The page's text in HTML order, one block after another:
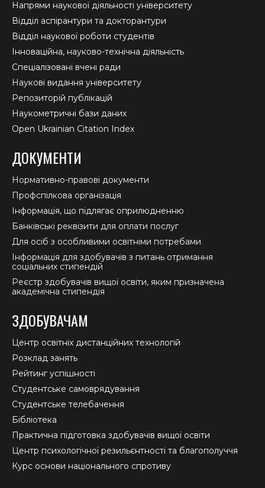
Напрями наукової діяльності університету
Відділ аспірантури та докторантури
Відділ наукової роботи студентів
Інноваційна, науково-технічна діяльність
Спеціалізовані вчені ради
Наукові видання університету
Репозиторій публікацій
Наукометричні бази даних
Open Ukrainian Citation Index
ДОКУМЕНТИ
Нормативно-правові документи
Профспілкова організація
Інформація, що підлягає оприлюдненню
Банківські реквізити для оплати послуг
Для осіб з особливими освітніми потребами
Інформація для здобувачів з питань отримання
соціальних стипендій
Реєстр здобувачів вищої освіти, яким призначена
академічна стипендія
ЗДОБУВАЧАМ
Центр освітніх дистанційних технологій
Розклад занять
Рейтинг успішності
Студентське самоврядування
Студентське телебачення
Бібліотека
Практична підготовка здобувачів вищої освіти
Центр психологічної резильєнтності та благополуччя
Курс основи національного спротиву